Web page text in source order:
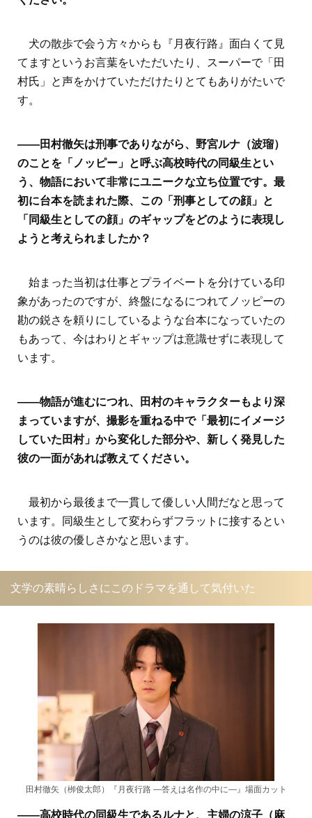
犬の散歩で会う方々からも『月夜行路』面白くて見
てますというお言葉をいただいたり、スーパーで「田
村氏」と声をかけていただけたりとてもありがたいで
す。
――田村徹矢は刑事でありながら、野宮ルナ（波瑠）
のことを「ノッピー」と呼ぶ高校時代の同級生とい
う、物語において非常にユニークな立ち位置です。最
初に台本を読まれた際、この「刑事としての顔」と
「同級生としての顔」のギャップをどのように表現し
ようと考えられましたか？
始まった当初は仕事とプライベートを分けている印
象があったのですが、終盤になるにつれてノッピーの
勘の鋭さを頼りにしているような台本になっていたの
もあって、今はわりとギャップは意識せずに表現して
います。
――物語が進むにつれ、田村のキャラクターもより深
まっていますが、撮影を重ねる中で「最初にイメージ
していた田村」から変化した部分や、新しく発見した
彼の一面があれば教えてください。
最初から最後まで一貫して優しい人間だなと思って
います。同級生として変わらずフラットに接するとい
うのは彼の優しさかなと思います。
文学の素晴らしさにこのドラマを通して気付いた
田村徹矢（栁俊太郎）『月夜行路 ―答えは名作の中に―』場面カット
――高校時代の同級生であるルナと、主婦の涼子（麻